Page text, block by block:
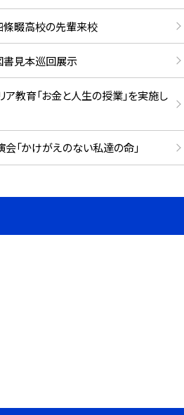
條畷高校の先輩来校
書見本巡回展示
教育「お金と人生の授業」を実施し
「かけがえのない私達の命」